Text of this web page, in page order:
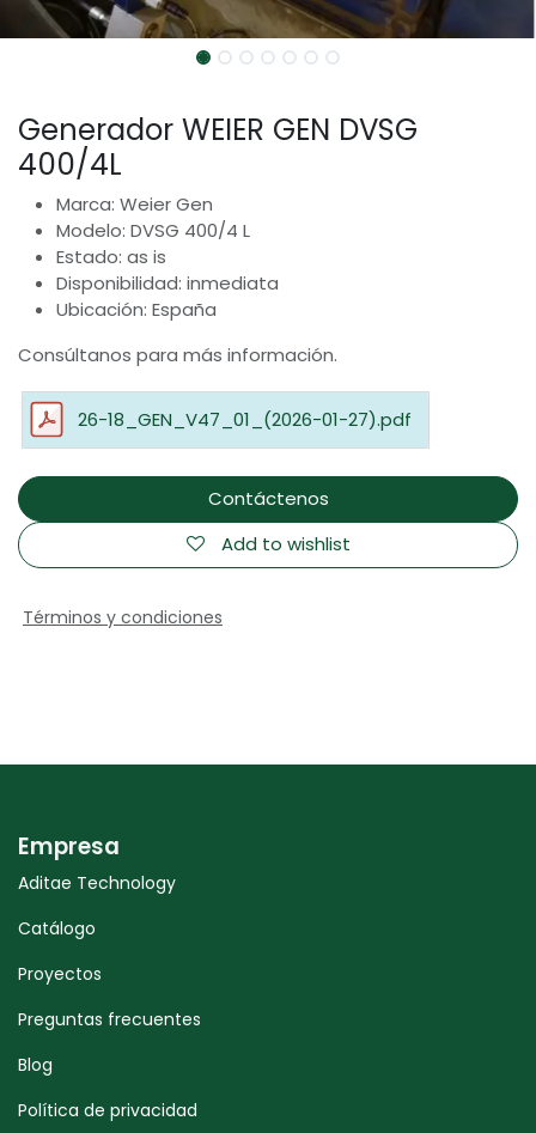
Generador WEIER GEN DVSG
400/4L
Marca: Weier Gen
Modelo: DVSG 400/4 L
Estado: as is
Disponibilidad: inmediata
Ubicación: España
Consúltanos para más información.
26-18_GEN_V47_01_(2026-01-27).pdf
Contáctenos
Add to wishlist
Términos y condiciones
Empresa
Aditae Technology
Catálogo
Proyectos
Preguntas frecuentes
Blog
Política de privacidad